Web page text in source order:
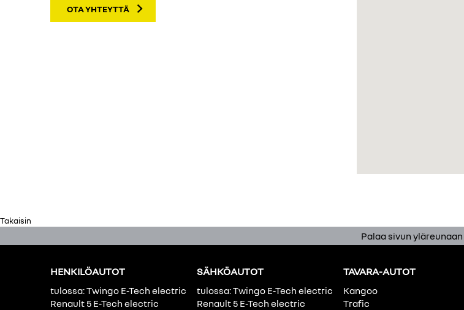
OTA YHTEYTTÄ
Takaisin
Palaa sivun yläreunaan
HENKILÖAUTOT
tulossa: Twingo E-Tech electric
Renault 5 E-Tech electric
SÄHKÖAUTOT
tulossa: Twingo E-Tech electric
Renault 5 E-Tech electric
TAVARA-AUTOT
Kangoo
Trafic